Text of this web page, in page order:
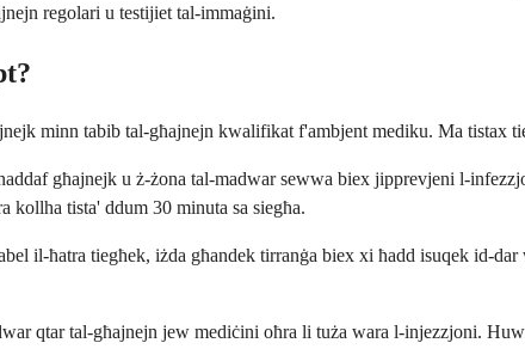
regolari u testijiet tal-immaġini.
minn tabib tal-għajnejn kwalifikat f'ambjent mediku. Ma
għajnejk u ż-żona tal-madwar sewwa biex jipprevjeni l-
kollha tista' ddum 30 minuta sa siegħa.
il-ħatra tiegħek, iżda għandek tirranġa biex xi ħadd isuqek id-
qtar tal-għajnejn jew mediċini oħra li tuża wara l-injezzjoni.